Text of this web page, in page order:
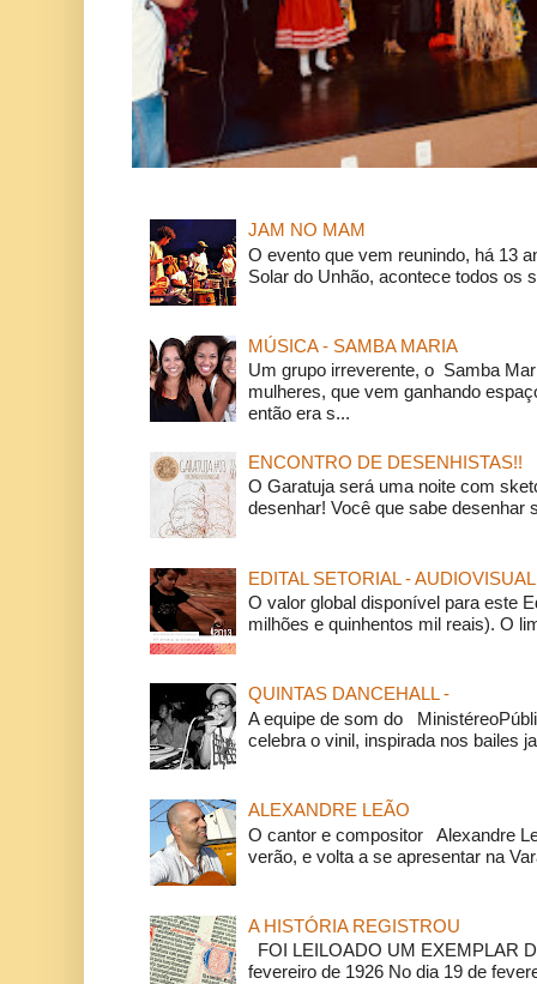
JAM NO MAM
O evento que vem reunindo, há 13
Solar do Unhão, acontece todos os
MÚSICA - SAMBA MARIA
Um grupo irreverente, o Samba
mulheres, que vem ganhando
então era s...
ENCONTRO DE DESENHISTAS!!
O Garatuja será uma noite com
desenhar! Você que sabe desenhar
EDITAL SETORIAL - AUDIOVISUAL
O valor global disponível para este
milhões e quinhentos mil reais). O
QUINTAS DANCEHALL -
A equipe de som do
celebra o vinil, inspirada nos bailes
ALEXANDRE LEÃO
O cantor e compositor Alexandre
verão, e volta a se apresentar na
A HISTÓRIA REGISTROU
FOI LEILOADO UM EXEMPLAR
fevereiro de 1926 No dia 19 de